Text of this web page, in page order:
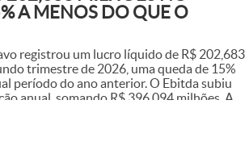
A MENOS DO QUE O
registrou um lucro líquido de R$ 202,683
trimestre de 2026, uma queda de 15%
período do ano anterior. O Ebitda subiu
anual, somando R$ 396,094 milhões. A